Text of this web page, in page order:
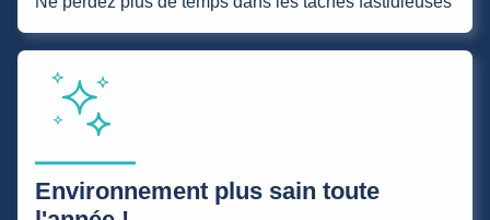
Environnement plus sain toute